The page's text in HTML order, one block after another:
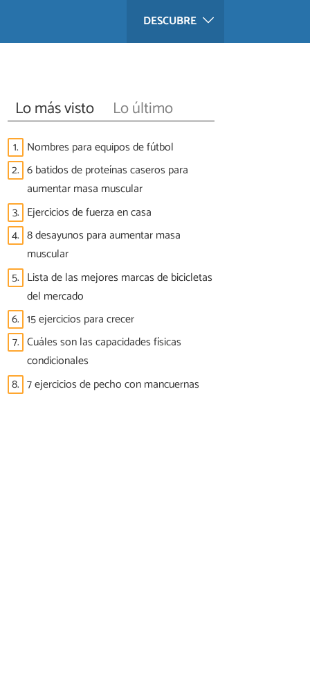
DESCUBRE
Lo más visto Lo último
1. Nombres para equipos de fútbol
2. 6 batidos de proteínas caseros para
aumentar masa muscular
3. Ejercicios de fuerza en casa
4. 8 desayunos para aumentar masa
muscular
5. Lista de las mejores marcas de bicicletas
del mercado
6. 15 ejercicios para crecer
7. Cuáles son las capacidades físicas
condicionales
8. 7 ejercicios de pecho con mancuernas